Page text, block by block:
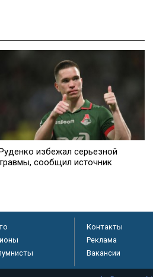
избежал серьезной
сообщил источник
Контакты
Реклама
Вакансии